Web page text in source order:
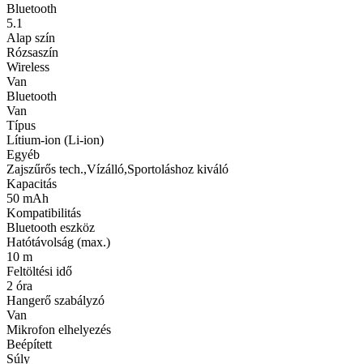
Bluetooth
5.1
Alap szín
Rózsaszín
Wireless
Van
Bluetooth
Van
Típus
Lítium-ion (Li-ion)
Egyéb
Zajszűrős tech.,Vízálló,Sportoláshoz kiváló
Kapacitás
50 mAh
Kompatibilitás
Bluetooth eszköz
Hatótávolság (max.)
10 m
Feltöltési idő
2 óra
Hangerő szabályzó
Van
Mikrofon elhelyezés
Beépített
Súly